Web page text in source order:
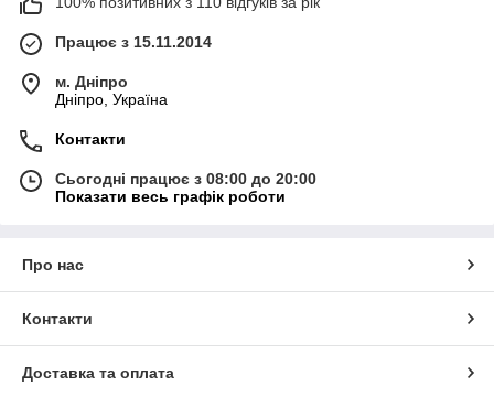
Працює з 15.11.2014
м. Дніпро
Дніпро, Україна
Контакти
Сьогодні працює з 08:00 до 20:00
Показати весь графік роботи
Про нас
Контакти
Доставка та оплата